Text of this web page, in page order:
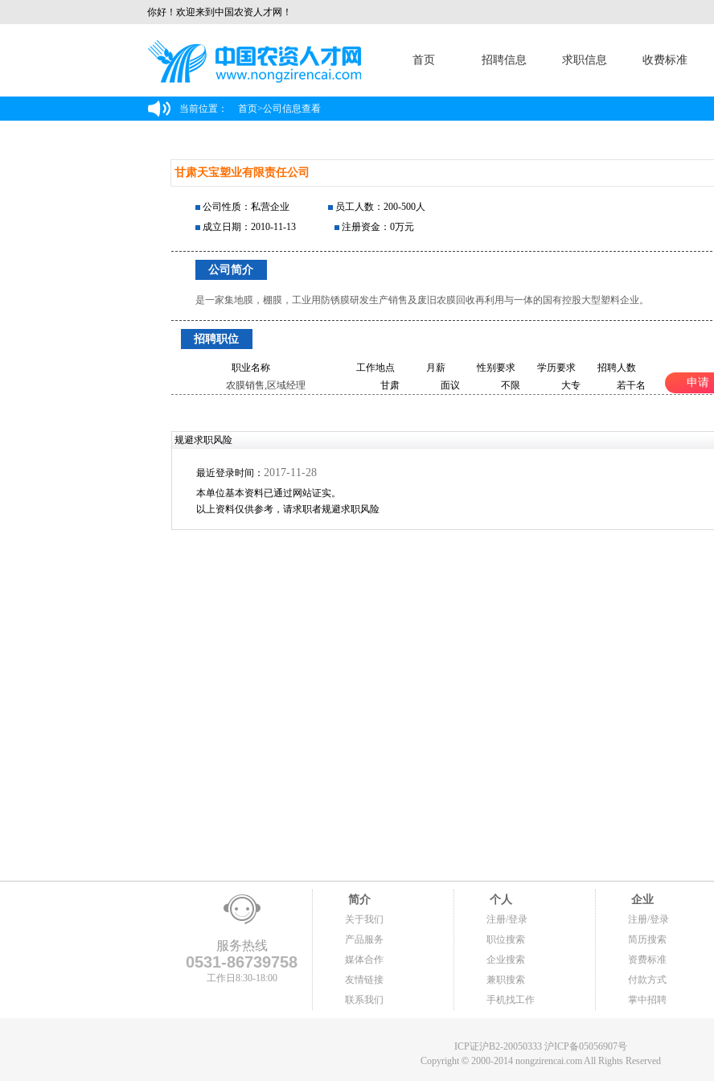
你好！欢迎来到中国农资人才网！
首页 招聘信息 求职信息 收费标准
当前位置： 首页>公司信息查看
甘肃天宝塑业有限责任公司
公司性质：私营企业
员工人数：200-500人
成立日期：2010-11-13
注册资金：0万元
公司简介
是一家集地膜，棚膜，工业用防锈膜研发生产销售及废旧农膜回收再利用与一体的国有控股大型塑料企业。
招聘职位
职业名称 工作地点 月薪 性别要求 学历要求
招聘人数
农膜销售,区域经理
甘肃 面议 不限 大专 若干名 申请
规避求职风险
最近登录时间： 2017-11-28
本单位基本资料已通过网站证实。
以上资料仅供参考，请求职者规避求职风险
服务热线
0531-86739758
工作日8:30-18:00
简介
关于我们
产品服务
媒体合作
友情链接
联系我们
个人
注册/登录
职位搜索
企业搜索
兼职搜索
手机找工作
企业
注册/登录
简历搜索
资费标准
付款方式
掌中招聘
ICP证沪B2-20050333 沪ICP备05056907号
Copyright© 2000-2014 nongzirencai.com All Rights Reserved